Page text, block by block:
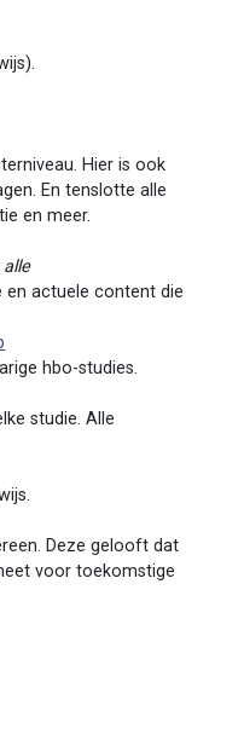
Hier is ook
En tenslotte alle
en meer.
alle
en actuele content die
hbo-studies.
studie. Alle
Deze gelooft dat
voor toekomstige